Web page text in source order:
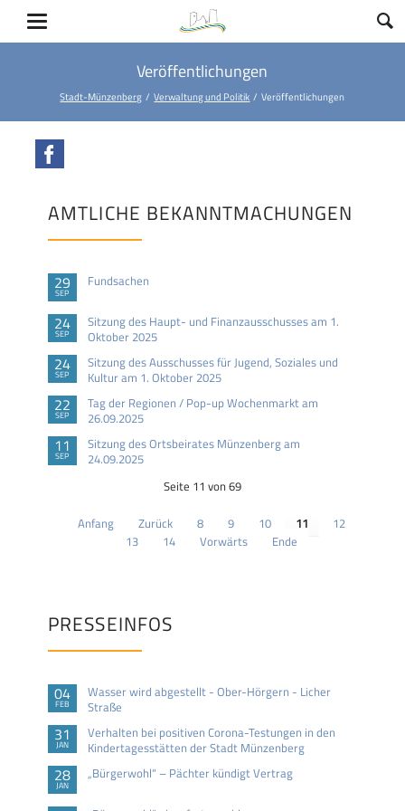
Veröffentlichungen
Stadt-Münzenberg Verwaltung und Politik Veröffentlichungen
AMTLICHE BEKANNTMACHUNGEN
29
SEP
Fundsachen
24
SEP
Sitzung des Haupt- und Finanzausschusses am 1.
Oktober 2025
24
SEP
Sitzung des Ausschusses für Jugend, Soziales und
Kultur am 1. Oktober 2025
22
SEP
Tag der Regionen / Pop-up Wochenmarkt am
26.09.2025
11
SEP
Sitzung des Ortsbeirates Münzenberg am
24.09.2025
Seite 11 von 69
Anfang Zurück 8 9 10 11
12
13
14 Vorwärts Ende
PRESSEINFOS
04
FEB
Wasser wird abgestellt - Ober-Hörgern - Licher
Straße
31
JAN
Verhalten bei positiven Corona-Testungen in den
Kindertagesstätten der Stadt Münzenberg
28
JAN
„Bürgerwohl“ – Pächter kündigt Vertrag